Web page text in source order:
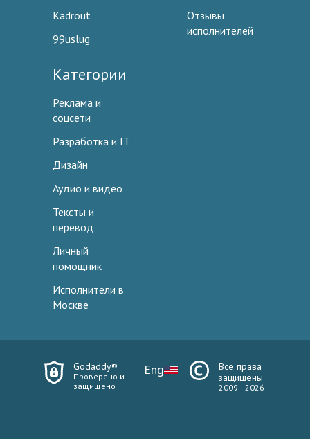
Kadrout
99uslug
Отзывы
исполнителей
Категории
Реклама и
соцсети
Разработка и IT
Дизайн
Аудио и видео
Тексты и
перевод
Личный
помощник
Исполнители в
Москве
Godaddy®
Проверено и
защищено
Eng
Все права
защищены
2009—2026